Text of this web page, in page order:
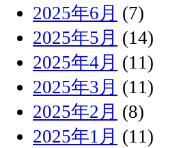
2025年6月 (7)
2025年5月 (14)
2025年4月 (11)
2025年3月 (11)
2025年2月 (8)
2025年1月 (11)